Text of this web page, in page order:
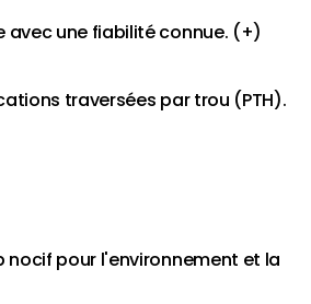
avec une fiabilité connue. (+)
traversées par trou (PTH).
pour l'environnement et la